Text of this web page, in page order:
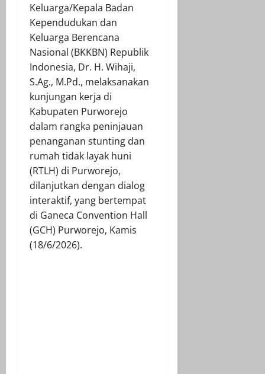
Keluarga/Kepala Badan
Kependudukan dan
Keluarga Berencana
Nasional (BKKBN) Republik
Indonesia, Dr. H. Wihaji,
S.Ag., M.Pd., melaksanakan
kunjungan kerja di
Kabupaten Purworejo
dalam rangka peninjauan
penanganan stunting dan
rumah tidak layak huni
(RTLH) di Purworejo,
dilanjutkan dengan dialog
interaktif, yang bertempat
di Ganeca Convention Hall
(GCH) Purworejo, Kamis
(18/6/2026).